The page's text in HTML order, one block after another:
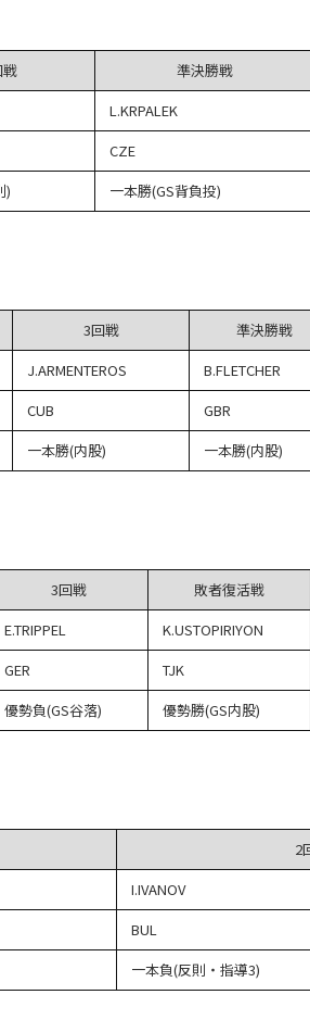
準決勝戦
L.KRPALEK
CZE
) 一本勝(GS背負投)
3回戦 準決勝戦
J.ARMENTEROS B.FLETCHER
CUB GBR
一本勝(内股) 一本勝(内股)
3回戦 敗者復活戦
E.TRIPPEL K.USTOPIRIYON
GER TJK
優勢負(GS谷落) 優勢勝(GS内股)
2
I.IVANOV
BUL
一本負(反則・指導3)